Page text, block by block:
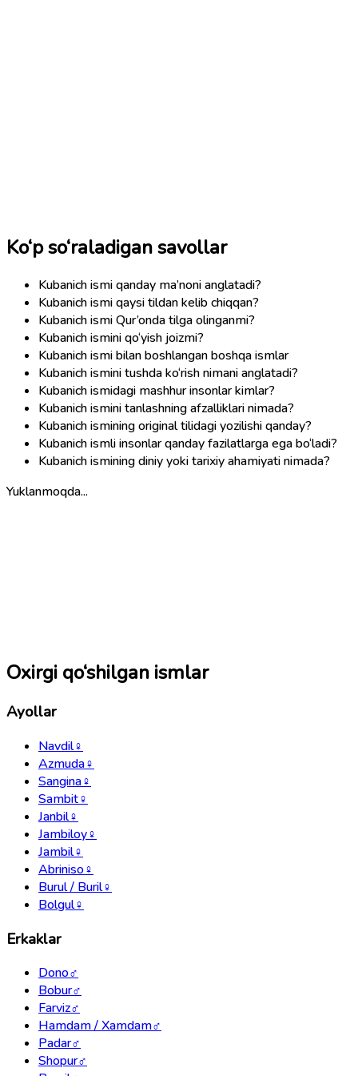
Ko‘p so‘raladigan savollar
Kubanich ismi qanday ma’noni anglatadi?
Kubanich ismi qaysi tildan kelib chiqqan?
Kubanich ismi Qur’onda tilga olinganmi?
Kubanich ismini qo‘yish joizmi?
Kubanich ismi bilan boshlangan boshqa ismlar
Kubanich ismini tushda ko‘rish nimani anglatadi?
Kubanich ismidagi mashhur insonlar kimlar?
Kubanich ismini tanlashning afzalliklari nimada?
Kubanich ismining original tilidagi yozilishi qanday?
Kubanich ismli insonlar qanday fazilatlarga ega bo‘ladi?
Kubanich ismining diniy yoki tarixiy ahamiyati nimada?
Yuklanmoqda...
Oxirgi qo‘shilgan ismlar
Ayollar
Navdil♀
Azmuda♀
Sangina♀
Sambit♀
Janbil♀
Jambiloy♀
Jambil♀
Abriniso♀
Burul / Buril♀
Bolgul♀
Erkaklar
Dono♂
Bobur♂
Farviz♂
Hamdam / Xamdam♂
Padar♂
Shopur♂